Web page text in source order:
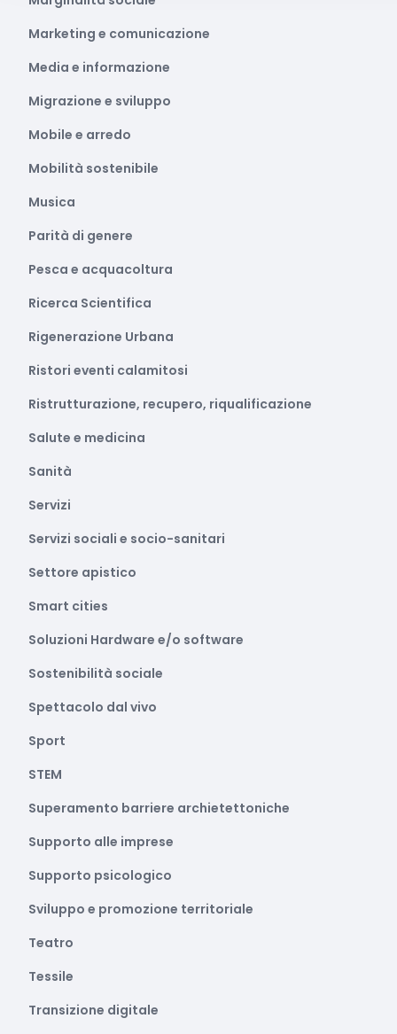
Marketing e comunicazione
Media e informazione
Migrazione e sviluppo
Mobile e arredo
Mobilità sostenibile
Musica
Parità di genere
Pesca e acquacoltura
Ricerca Scientifica
Rigenerazione Urbana
Ristori eventi calamitosi
Ristrutturazione, recupero, riqualificazione
Salute e medicina
Sanità
Servizi
Servizi sociali e socio-sanitari
Settore apistico
Smart cities
Soluzioni Hardware e/o software
Sostenibilità sociale
Spettacolo dal vivo
Sport
STEM
Superamento barriere archietettoniche
Supporto alle imprese
Supporto psicologico
Sviluppo e promozione territoriale
Teatro
Tessile
Transizione digitale